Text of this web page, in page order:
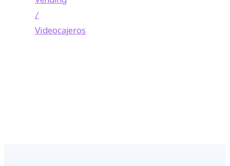
/
Videocajeros